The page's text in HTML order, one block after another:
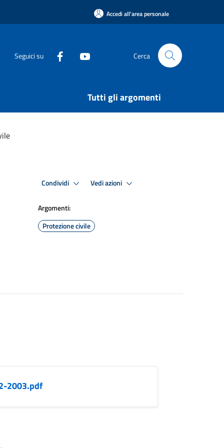
Accedi all'area personale
Seguici su Cerca
Tutti gli argomenti
Condividi Vedi azioni
Argomenti:
Protezione civile
2003.pdf